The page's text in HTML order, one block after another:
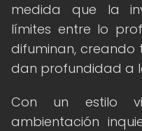
medida que la
límites entre lo
difuminan, creando
dan profundidad a
Con un estilo
ambientación